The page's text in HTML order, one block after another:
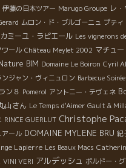
伊藤の日本ツアー Marugo Groupe レ
ムロン・ド・ブルゴーニュ プティ
カミーユ・ラピエール Les vignerons
ワール Château Meylet 2002 マチュ
BIM Domaine Le Boiron Cyril
ジャン・ヴィニュロン Barbecue Soirée
ン８ Pomerol アントニー・テヴェネ
山さん Le Temps d'Aimer Gault &
RINCE GUERLUT Christophe
アール DOMAINE MYLENE BRU 紀
Lapierre Les Beaux Macs
VINI VERI アルデッシュ ボルドー・